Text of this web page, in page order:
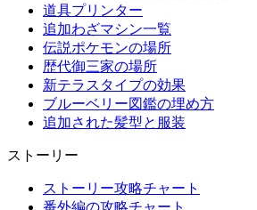
道具プリンター
追加わざマシン一覧
伝説ポケモンの場所
歴代御三家の場所
新テラスタイプの効果
ブルーベリー図鑑の埋め方
追加された髪型と服装
ストーリー
ストーリー攻略チャート
番外編の攻略チャート